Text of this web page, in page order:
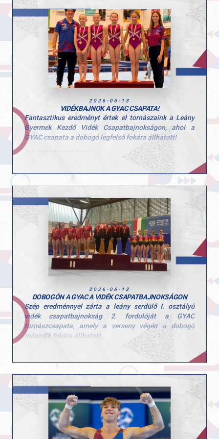
kiváló eredményekhez!
Hajrá GYAC!
Papp Levente ugyanebben a kategóriában bronzérmes
lett.
Hajba Gellért a serdülő haladó vidék bajnokság
összetett versenyében a második helyen végzett.
Gratulálunk sportolóinknak és edzőiknek a kiemelkedő
teljesítményhez!
2026-06-13
VIDÉKBAJNOK A GYAC CSAPATA!
Fantasztikus eredményt értek el tornászaink a Leány
Gyermek Kezdő Vidék Csapatbajnokságon, ahol a
GYAC csapata a dobogó legfelső fokára állhatott!
Tátrai Karolina
Zoller-Delbó Zorka
Herenkovics Rozália
Szívből gratulálunk a lányoknak a szép teljesítményhez
és a megérdemelt győzelemhez! Köszönjük edzőink
kitartó munkáját!
Felkészítő edzők: Szűcs Szonja és Kardos Botond.
2026-06-13
DOBOGÓN A GYAC A VIDÉK CSAPATBAJNOKSÁGON
Szép eredménnyel zárta a leány serdülő I. osztályú
vidék csapatbajnokság 2. fordulóját a GYAC
tornászcsapata, amely a verseny végén a dobogó
második fokára állhatott.
A csapat tagjai: Hegedűs Réka, Kovács Bianka, Kerczó
Felkészítő edzők: Szűcs Nicoleta Lucia és Fajkusz
Csaba.
Gratulálunk a lányoknak és az edzőknek a munkához és
az elért eredményhez, csak így tovább!